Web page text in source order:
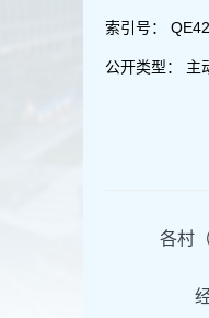
索引号：
公开类型： 主
各村